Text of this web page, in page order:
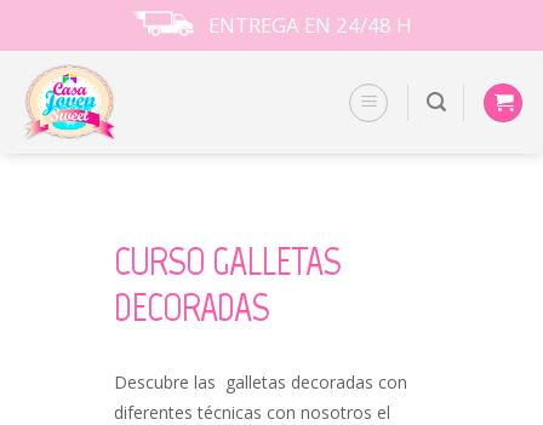
to
content
ENTREGA EN 24/48 H
CURSO GALLETAS
DECORADAS
Descubre las galletas decoradas con
diferentes técnicas con nosotros el